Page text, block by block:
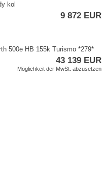
kol
9 872 EUR
500e HB 155k Turismo ​*279​*
43 139 EUR
Möglichkeit der MwSt. abzusetzen